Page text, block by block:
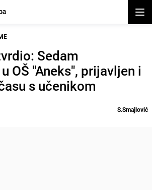
Sedam
OŠ "Aneks", prijavljen i
s učenikom
S.Smajlović